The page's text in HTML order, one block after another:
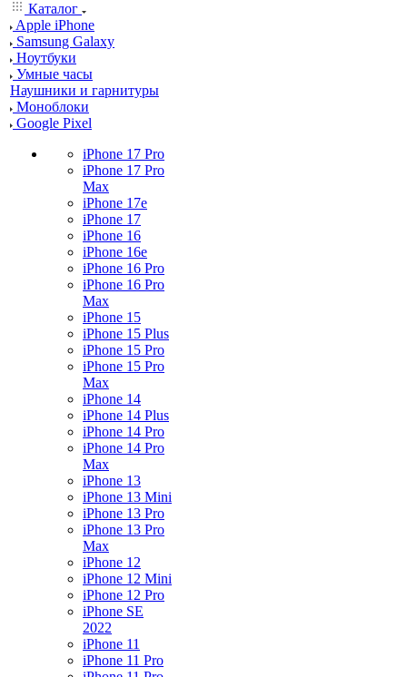
Каталог
Apple iPhone
Samsung Galaxy
Ноутбуки
Умные часы
Наушники и гарнитуры
Моноблоки
Google Pixel
iPhone 17 Pro
iPhone 17 Pro
Max
iPhone 17e
iPhone 17
iPhone 16
iPhone 16e
iPhone 16 Pro
iPhone 16 Pro
Max
iPhone 15
iPhone 15 Plus
iPhone 15 Pro
iPhone 15 Pro
Max
iPhone 14
iPhone 14 Plus
iPhone 14 Pro
iPhone 14 Pro
Max
iPhone 13
iPhone 13 Mini
iPhone 13 Pro
iPhone 13 Pro
Max
iPhone 12
iPhone 12 Mini
iPhone 12 Pro
iPhone SE
2022
iPhone 11
iPhone 11 Pro